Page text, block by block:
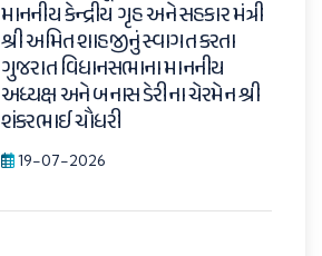
માનનીય કેન્દ્રીય ગૃહ અને સહકાર મંત્રી
શ્રી અમિત શાહજીનું સ્વાગત કરતા
ગુજરાત વિધાનસભાના માનનીય
અધ્યક્ષ અને બનાસ ડેરીના ચેરમેન શ્રી
શંકરભાઈ ચૌધરી
19-07-2026